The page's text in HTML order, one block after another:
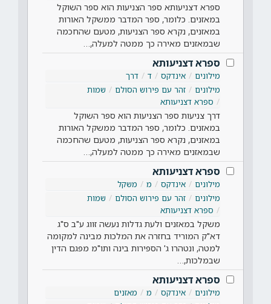
ספרא דצניעותא ספר הצניעות הוא ספר השוקל
במאזנים. כלומר, ספר המדבר ממשקל האורות
במאזנים, נקרא ספר הצניעות, מטעם שהחכמה
שבמאזנים מאירה כך ממטה למעלה,…
ספרא דצניעותא
מילונים אינדקס ד
דרך
מילונים
זהר עם פירוש הסולם
שמות
ספרא דצניעותא
דרך צניעות ספר הצניעות הוא ספר השוקל
במאזנים. כלומר, ספר המדבר ממשקל האורות
במאזנים, נקרא ספר הצניעות, מטעם שהחכמה
שבמאזנים מאירה כך ממטה למעלה,…
ספרא דצניעותא
מילונים אינדקס מ
משקל
מילונים
זהר עם פירוש הסולם
שמות
ספרא דצניעותא
משקל במאזנים ולעת גדלות נעשה זווג ע"ב ס"ג
דא"ק המוריד בחזרה את המלכות מבינה למקומה
למטה, ונטהרו ג' הספירות בינה ותו"מ מפגם הדין
שבמלכות,…
ספרא דצניעותא
מילונים אינדקס מ
מאזנים